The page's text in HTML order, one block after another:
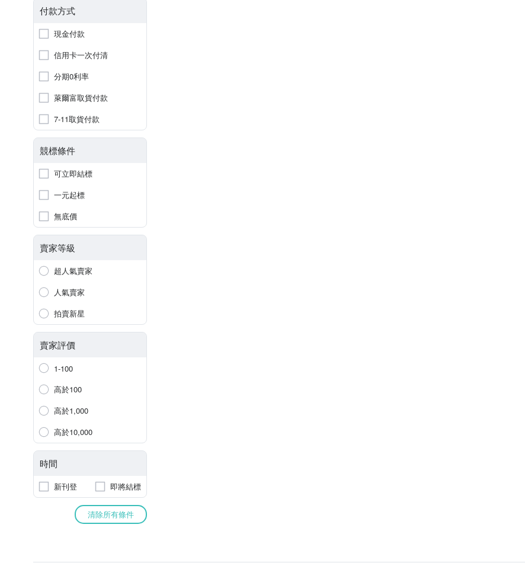
付款方式
現金付款
信用卡一次付清
分期0利率
萊爾富取貨付款
7-11取貨付款
競標條件
可立即結標
一元起標
無底價
賣家等級
超人氣賣家
人氣賣家
拍賣新星
賣家評價
1-100
高於100
高於1,000
高於10,000
時間
新刊登 即將結標
清除所有條件